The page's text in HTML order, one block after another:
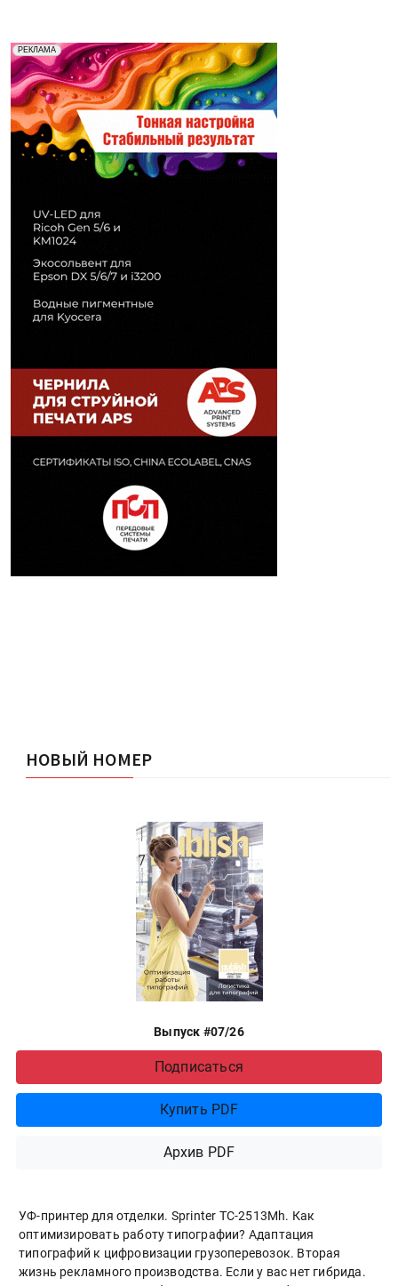
РЕКЛАМА
Реклама. Рекламодатель ООО "Передовые Системы
Печати" erid: 2SDnjd2d4Qz
НОВЫЙ НОМЕР
Выпуск #07/26
Подписаться
Купить PDF
Архив PDF
УФ-принтер для отделки. Sprinter ТС-2513Mh. Как
оптимизировать работу типографии? Адаптация
типографий к цифровизации грузоперевозок. Вторая
жизнь рекламного производства. Если у вас нет гибрида.